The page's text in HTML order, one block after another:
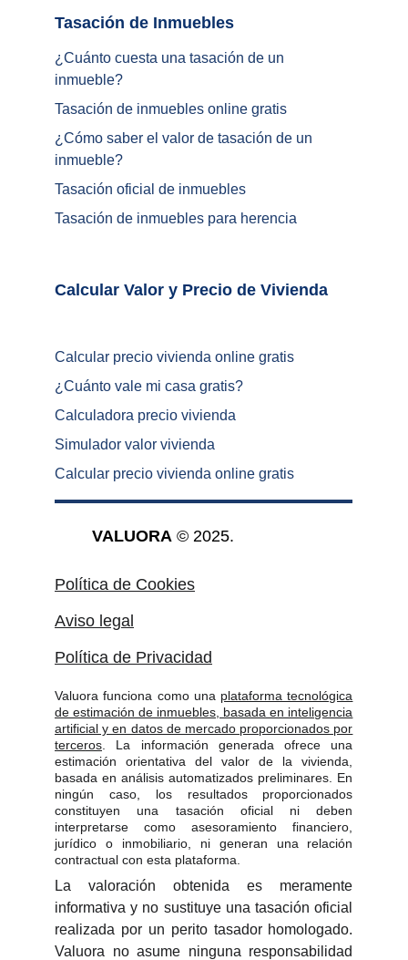
Valuora funciona como una plataforma tecnológica
de estimación de inmuebles, basada en inteligencia
artificial y en datos de mercado proporcionados por
terceros . La información generada ofrece una
estimación orientativa del valor de la vivienda,
basada en análisis automatizados preliminares. En
ningún caso, los resultados proporcionados
constituyen una tasación oficial ni deben
interpretarse como asesoramiento financiero,
jurídico o inmobiliario, ni generan una relación
contractual con esta plataforma.
La valoración obtenida es meramente
informativa y no sustituye una tasación oficial
realizada por un perito tasador homologado.
Valuora no asume ninguna responsabilidad
VALUORA © 2025.
Aviso legal
Política de Privacidad
Política de Cookies
¿Cuánto cuesta una tasación de un
inmueble?
Tasación de inmuebles online gratis
¿ Cómo saber el valor de tasación de un
inmueble?
Tasación oficial de inmuebles
Tasación de inmuebles para herencia
Calcular precio vivienda online gratis
¿ Cuánto vale mi casa gratis?
Calculadora precio vivienda
Simulador valor vivienda
Calcular precio vivienda online gratis